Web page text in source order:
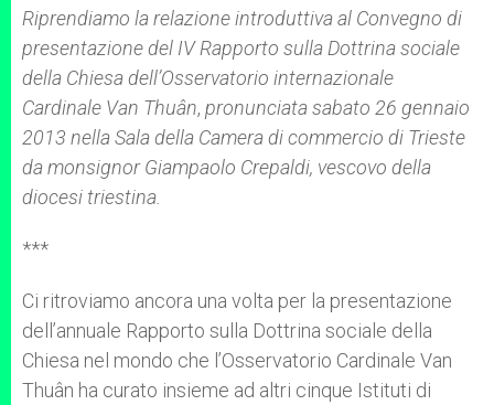
p
p
g
e
r
o
k
r
Riprendiamo la relazione introduttiva al Convegno di
presentazione del IV Rapporto sulla Dottrina sociale
della Chiesa dell’Osservatorio internazionale
Cardinale Van Thuân, pronunciata sabato 26 gennaio
2013 nella Sala della Camera di commercio di Trieste
da monsignor Giampaolo Crepaldi, vescovo della
diocesi triestina.
***
Ci ritroviamo ancora una volta per la presentazione
dell’annuale Rapporto sulla Dottrina sociale della
Chiesa nel mondo che l’Osservatorio Cardinale Van
Thuân ha curato insieme ad altri cinque Istituti di